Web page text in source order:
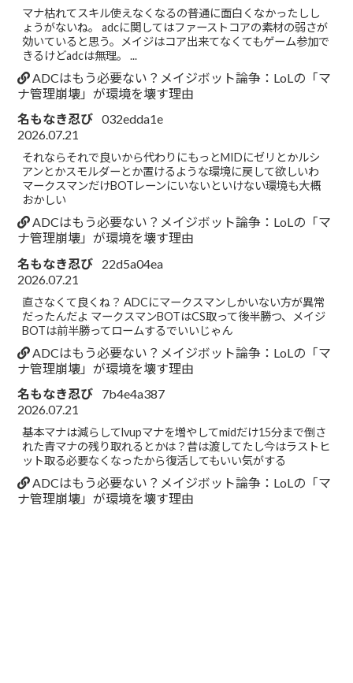
マナ枯れてスキル使えなくなるの普通に面白くなかったしし
ょうがないね。 adcに関してはファーストコアの素材の弱さが
効いていると思う。メイジはコア出来てなくてもゲーム参加で
きるけどadcは無理。 ...
ADCはもう必要ない？メイジボット論争：LoLの「マ
ナ管理崩壊」が環境を壊す理由
名もなき忍び 032edda1e
2026.07.21
それならそれで良いから代わりにもっとMIDにゼリとかルシ
アンとかスモルダーとか置けるような環境に戻して欲しいわ
マークスマンだけBOTレーンにいないといけない環境も大概
おかしい
ADCはもう必要ない？メイジボット論争：LoLの「マ
ナ管理崩壊」が環境を壊す理由
名もなき忍び
22d5a04ea
2026.07.21
直さなくて良くね？ ADCにマークスマンしかいない方が異常
だったんだよ マークスマンBOTはCS取って後半勝つ、メイジ
BOTは前半勝ってロームするでいいじゃん
ADCはもう必要ない？メイジボット論争：LoLの「マ
ナ管理崩壊」が環境を壊す理由
名もなき忍び
7b4e4a387
2026.07.21
基本マナは減らしてlvupマナを増やしてmidだけ15分まで倒さ
れた青マナの残り取れるとかは？昔は渡してたし今はラストヒ
ット取る必要なくなったから復活してもいい気がする
ADCはもう必要ない？メイジボット論争：LoLの「マ
ナ管理崩壊」が環境を壊す理由